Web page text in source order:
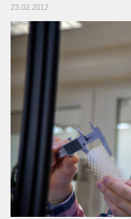
23.02.2012